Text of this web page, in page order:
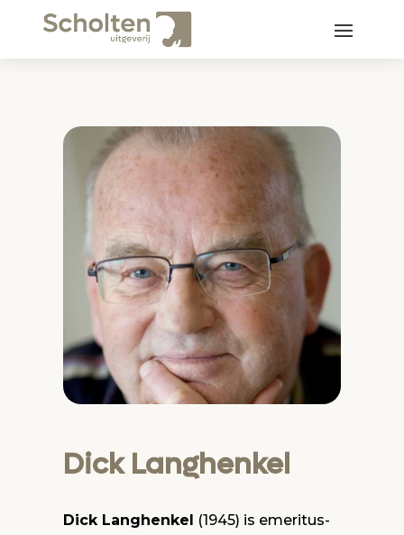
Dick Langhenkel
Dick Langhenkel (1945) is emeritus-